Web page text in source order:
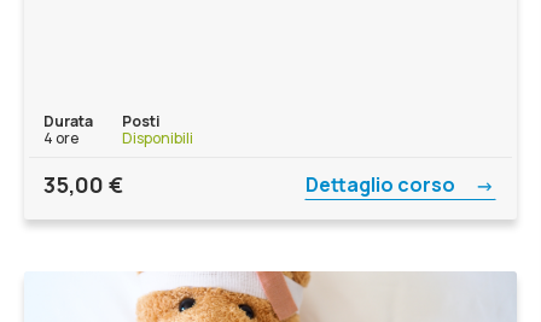
Durata
4 ore
Posti
Disponibili
35,00 € Dettaglio corso